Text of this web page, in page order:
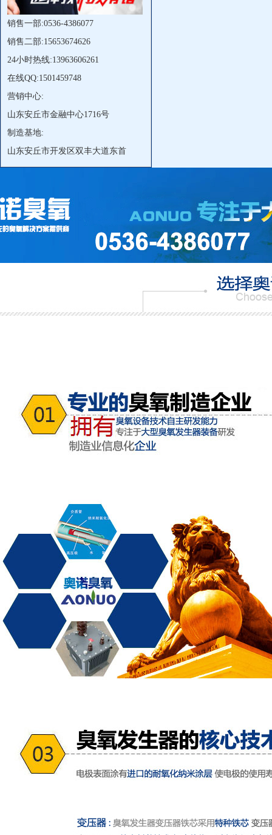
销售一部:0536-4386077
销售二部:15653674626
24小时热线:13963606261
在线QQ:1501459748
营销中心:
山东安丘市金融中心1716号
制造基地:
山东安丘市开发区双丰大道东首